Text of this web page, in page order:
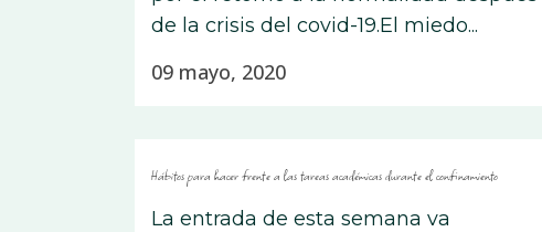
de la crisis del covid-19.El miedo...
09 mayo, 2020
Hábitos para hacer frente a las tareas académicas durante el confinamiento
La entrada de esta semana va